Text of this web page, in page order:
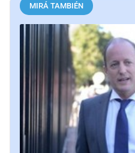
MIRÁ TAMBIÉN